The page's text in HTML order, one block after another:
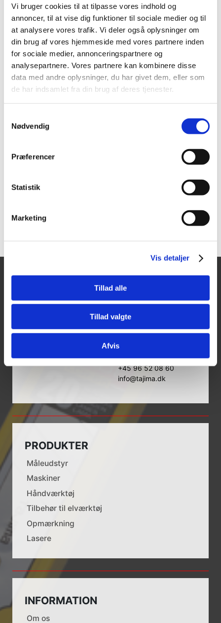
Vi bruger cookies til at tilpasse vores indhold og
annoncer, til at vise dig funktioner til sociale medier og til
at analysere vores trafik. Vi deler også oplysninger om
din brug af vores hjemmeside med vores partnere inden
for sociale medier, annonceringspartnere og
analysepartnere. Vores partnere kan kombinere disse
data med andre oplysninger, du har givet dem, eller som
de har indsamlet fra din brug af deres tjenester.
Nødvendig
Præferencer
Statistik
Marketing
Vis detaljer
Tillad alle
Tillad valgte
Afvis
Bedst sælgende i Tilbehør
Laserstadie 2,42 m
Vis mere
Diverse tilbehør til Lecia
Rugby rotationslasere
Vis mere
Tajima Trading
Aps
Aalborgvej 62A,
9560 Hadsund
Åbningstider
Mandag - Torsdag:
Fredag:
8.00-14.00
Lukket
+45 96 52 08 60
info@tajima.dk
PRODUKTER
Måleudstyr
Maskiner
Håndværktøj
Tilbehør til elværktøj
Opmærkning
Lasere
INFORMATION
Om os